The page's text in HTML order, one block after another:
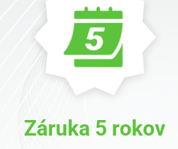
Záruka 5 rokov